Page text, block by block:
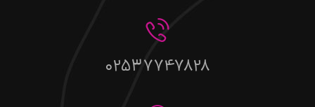
02537747828